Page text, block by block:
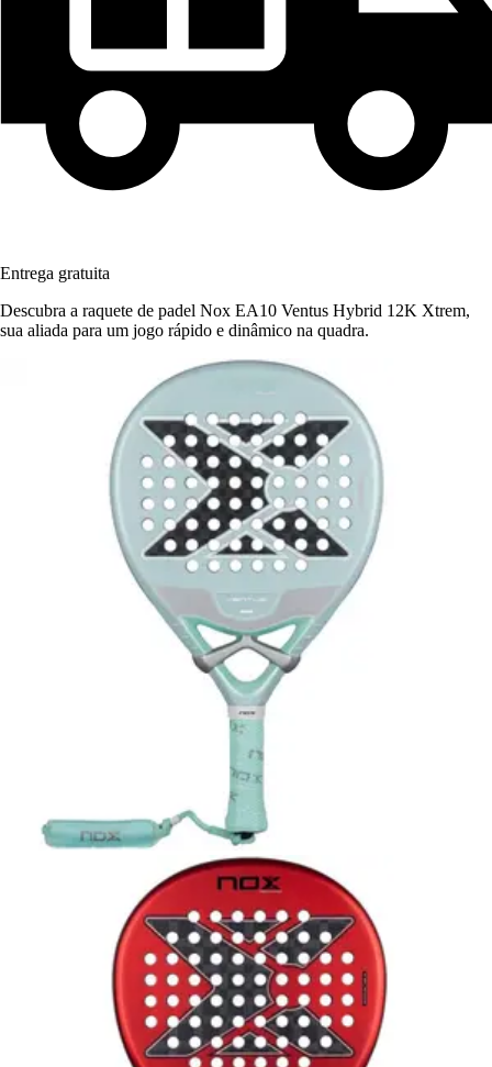
Entrega gratuita
Descubra a raquete de padel Nox EA10 Ventus Hybrid 12K Xtrem,
sua aliada para um jogo rápido e dinâmico na quadra.